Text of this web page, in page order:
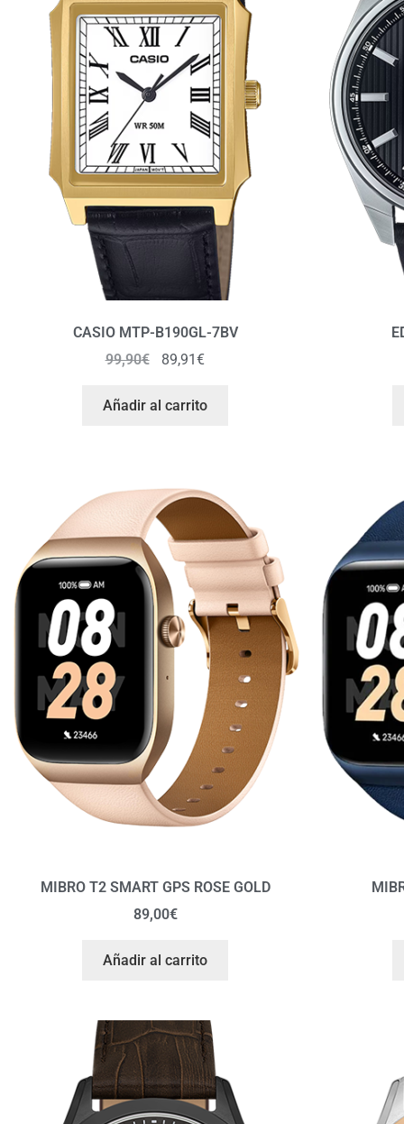
CASIO MTP-B190GL-7BV
99,90€ 89,91€
Añadir al carrito
MIBRO T2 SMART GPS ROSE GOLD
89,00€
Añadir al carrito